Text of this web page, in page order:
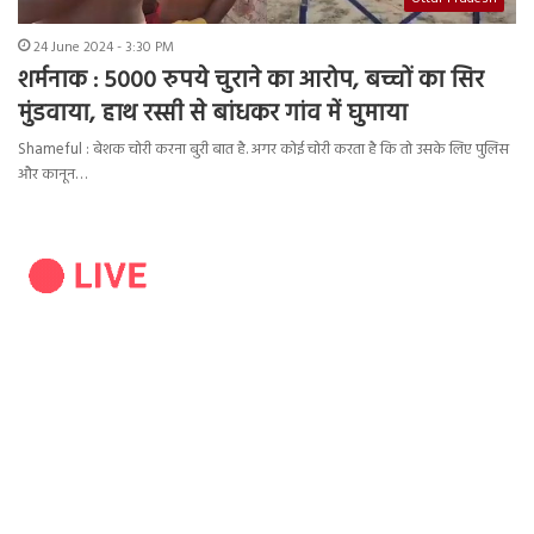
24 June 2024 - 3:30 PM
शर्मनाक : 5000 रुपये चुराने का आरोप, बच्चों का सिर
मुंडवाया, हाथ रस्सी से बांधकर गांव में घुमाया
Shameful : बेशक चोरी करना बुरी बात है. अगर कोई चोरी करता है कि तो उसके लिए पुलिस
और कानून…